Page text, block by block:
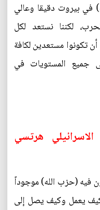
في بيروت دقيقا وعالي
لكننا نستعد لكل
تكونوا مستعدين لكافة
جميع المستويات في
هرتسي
فيه (حزب الله) موجوداً
يعمل وكيف يصل إلى